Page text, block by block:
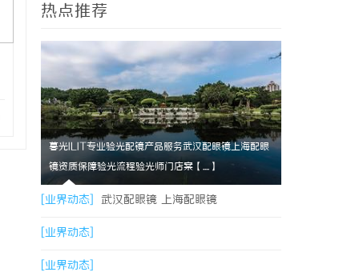
热点推荐
暮光ILIT专业验光配镜产品服务武汉配眼镜上海配眼
镜资质保障验光流程验光师门店案【....】
[业界动态] 武汉配眼镜 上海配眼镜
[业界动态]
[业界动态]